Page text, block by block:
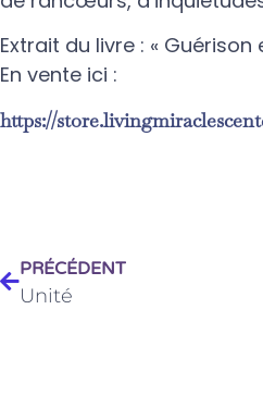
Extrait du livre : «
En vente ici :
https://
PRÉCÉDENT
Unité